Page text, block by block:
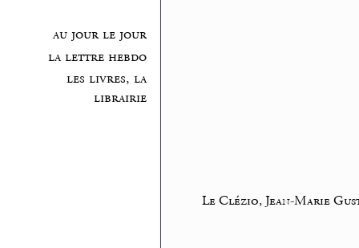
au jour le jour
la lettre hebdo
les livres, la
librairie
Le Clézio, Jean-Marie